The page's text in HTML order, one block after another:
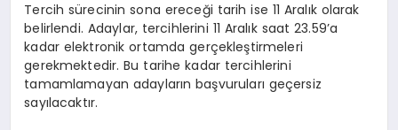
Tercih sürecinin sona ereceği tarih ise 11 Aralık olarak
belirlendi. Adaylar, tercihlerini 11 Aralık saat 23.59’a
kadar elektronik ortamda gerçekleştirmeleri
gerekmektedir. Bu tarihe kadar tercihlerini
tamamlamayan adayların başvuruları geçersiz
sayılacaktır.